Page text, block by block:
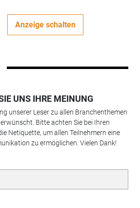
Anzeige schalten
UNS IHRE MEINUNG
unserer Leser zu allen Branchenthemen
Bitte achten Sie bei Ihren
Netiquette, um allen Teilnehmern eine
zu ermöglichen. Vielen Dank!